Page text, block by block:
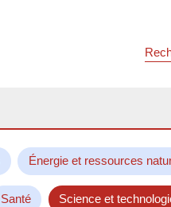
Énergie et ressources
Santé Science et